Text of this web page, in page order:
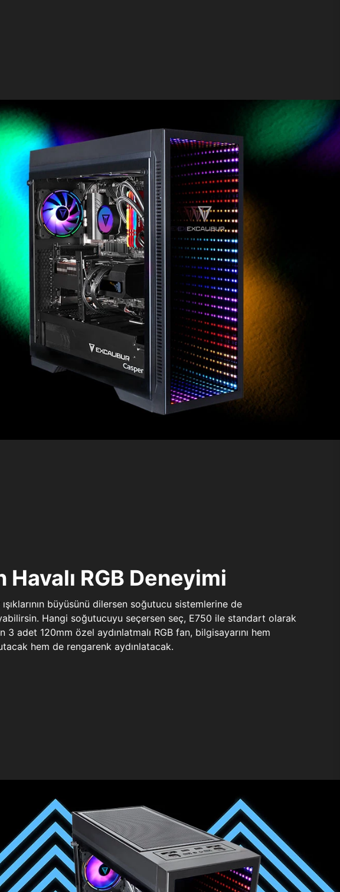
Havalı RGB Deneyimi
ışıklarının büyüsünü dilersen soğutucu sistemlerine de
Hangi soğutucuyu seçersen seç, E750 ile standart olarak
3 adet 120mm özel aydınlatmalı RGB fan, bilgisayarını hem
hem de rengarenk aydınlatacak.